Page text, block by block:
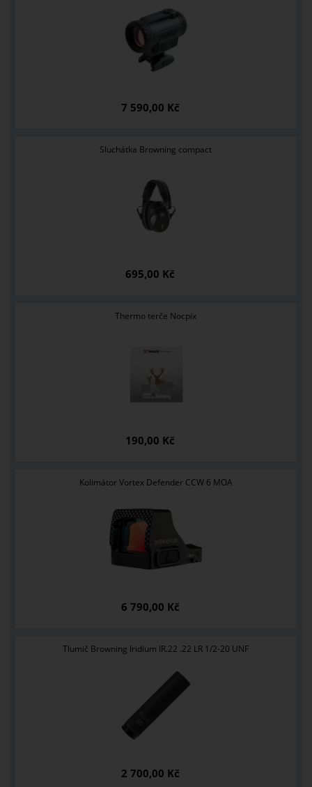
7 590,00 Kč
Sluchátka Browning compact
695,00 Kč
Thermo terče Nocpix
190,00 Kč
Kolimátor Vortex Defender CCW 6 MOA
6 790,00 Kč
Tlumič Browning Iridium IR.22 .22 LR 1/2-20 UNF
2 700,00 Kč